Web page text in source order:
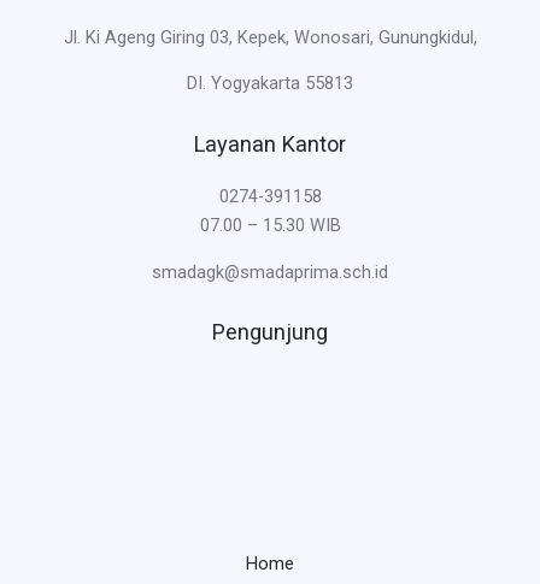
Jl. Ki Ageng Giring 03, Kepek, Wonosari, Gunungkidul,
DI. Yogyakarta 55813
Layanan Kantor
0274-391158
07.00 – 15.30 WIB
smadagk@smadaprima.sch.id
Pengunjung
Home